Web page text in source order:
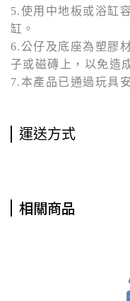
5.使用中地板或浴缸
缸。
6.公仔及底座為塑膠
子或磁磚上，以免
7.本產品已通過玩具
運送方式
相關商品